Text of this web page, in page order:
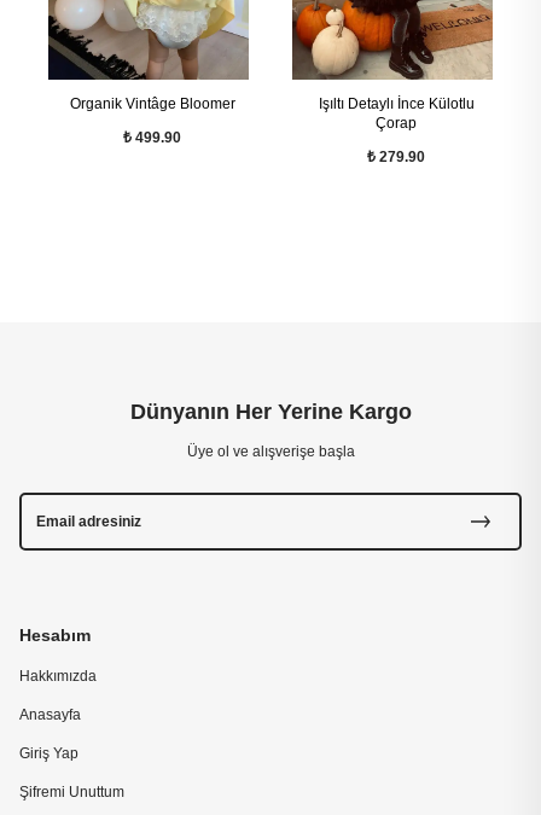
Organik Vintâge Bloomer
₺ 499.90
Işıltı Detaylı İnce Külotlu
Çorap
₺ 279.90
Hesabım
Hakkımızda
Anasayfa
Giriş Yap
Şifremi Unuttum
Dünyanın Her Yerine Kargo
Üye ol ve alışverişe başla